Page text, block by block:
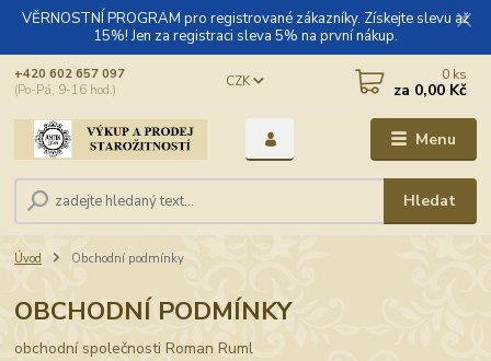
VĚRNOSTNÍ PROGRAM pro registrované zákazníky. Získejte slevu až
15%! Jen za registraci sleva 5% na první nákup.
Menu
CZK
Hledat
+420 602 657 097
(Po-Pá, 9-16 hod.)
0 ks
za 0,00 Kč
Úvod Obchodní podmínky
OBCHODNÍ PODMÍNKY
obchodní společnosti Roman Ruml